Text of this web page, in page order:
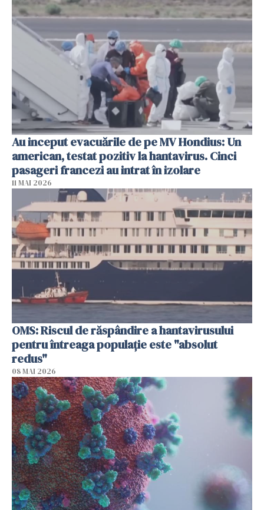
Au inceput evacuările de pe MV Hondius: Un
american, testat pozitiv la hantavirus. Cinci
pasageri francezi au intrat în izolare
11 MAI 2026
OMS: Riscul de răspândire a hantavirusului
pentru întreaga populaţie este "absolut
redus"
08 MAI 2026